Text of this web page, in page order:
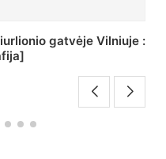
kolegija :